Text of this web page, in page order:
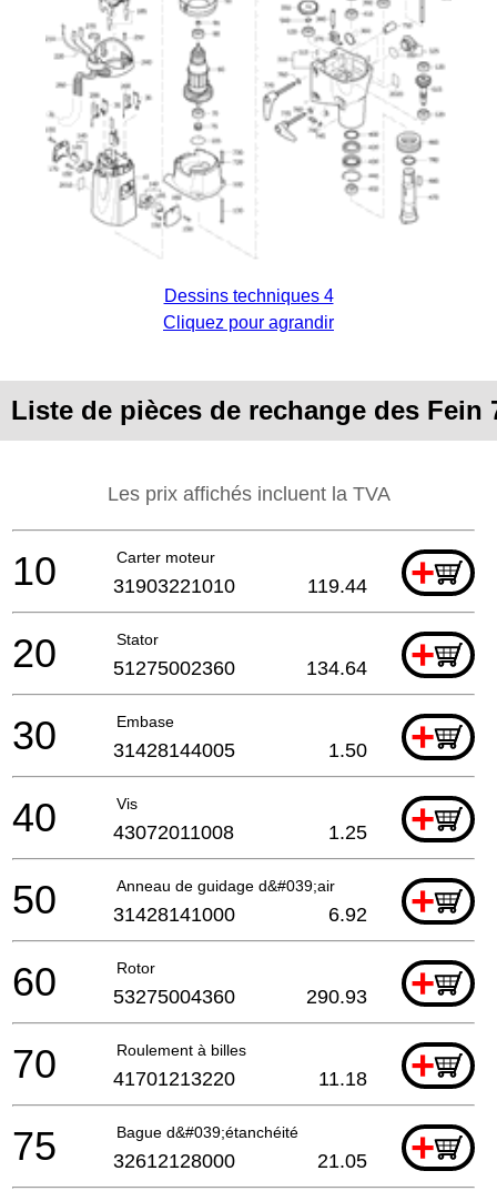
Dessins techniques 4
Cliquez pour agrandir
Liste de pièces de rechange des Fein
Les prix affichés incluent la TVA
Carter moteur +
10 31903221010 119.44
Stator +
20 51275002360 134.64
Embase +
30 31428144005 1.50
Vis +
40 43072011008 1.25
Anneau de guidage d&#039;air +
50 31428141000 6.92
Rotor +
60 53275004360 290.93
Roulement à billes +
70 41701213220 11.18
Bague d&#039;étanchéité +
75 32612128000 21.05